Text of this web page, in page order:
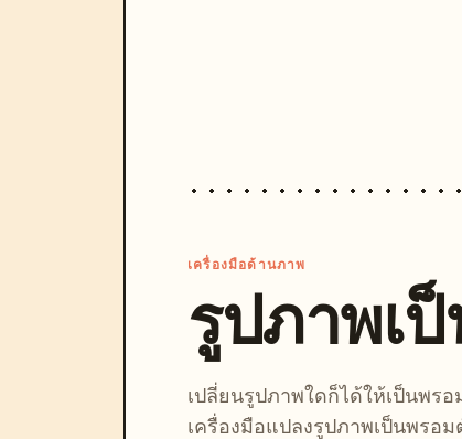
เครื่องมือด้านภาพ
รูปภาพเ
เปลี่ยนรูปภาพใดก็ได้ให้เป็นพร
เครื่องมือแปลงรูปภาพเป็นพรอ